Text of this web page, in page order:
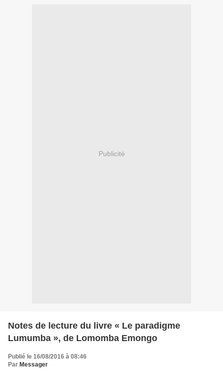
Publicité
Notes de lecture du livre « Le paradigme
Lumumba », de Lomomba Emongo
Publié le 16/08/2016 à 08:46
Par Messager